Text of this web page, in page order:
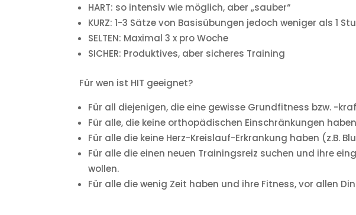
HART: so intensiv wie möglich, aber „sauber“
KURZ: 1-3 Sätze von Basisübungen jedoch weniger als 1
SELTEN: Maximal 3 x pro Woche
SICHER: Produktives, aber sicheres Training
Für wen ist HIT geeignet?
Für all diejenigen, die eine gewisse Grundfitness bzw. -
Für alle, die keine orthopädischen Einschränkungen
Für alle die keine Herz-Kreislauf-Erkrankung haben (z.B.
Für alle die einen neuen Trainingsreiz suchen und ihre
wollen.
Für alle die wenig Zeit haben und ihre Fitness, vor allen